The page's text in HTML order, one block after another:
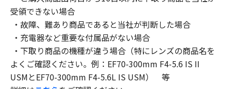
受領できない場合
・故障、難あり商品であると当社が判断した場合
・充電器など重要な付属品がない場合
・下取り商品の機種が違う場合（特にレンズの商品名を
よくご確認ください。例：EF70-300mm F4-5.6 IS II
USMとEF70-300mm F4-5.6L IS USM） 等